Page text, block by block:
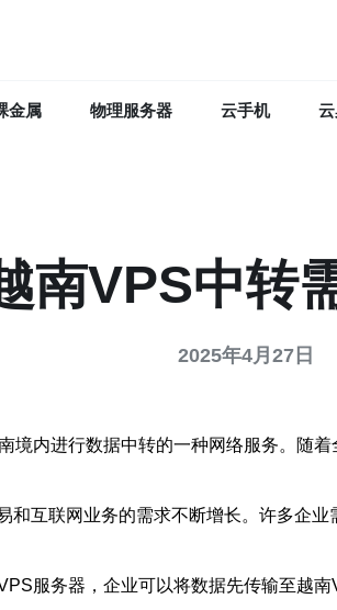
金属 物理服务器 云手机
南VPS中转
2025年4月27日
境内进行数据中转的一种网络服务。随
互联网业务的需求不断增长。许多企
服务器，企业可以将数据先传输至越